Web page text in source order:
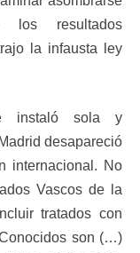
los resultados
la infausta ley
instaló sola y
desapareció
internacional. No
Vascos de la
tratados con
son (…)